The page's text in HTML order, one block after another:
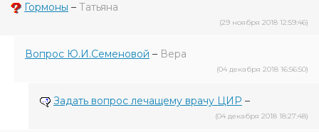
Гормоны – Татьяна
(29 ноября 2018 12:59:46)
Вопрос Ю.И.Семеновой – Вера
(04 декабря 2018 16:56:50)
Задать вопрос лечащему врачу ЦИР –
(04 декабря 2018 18:27:48)